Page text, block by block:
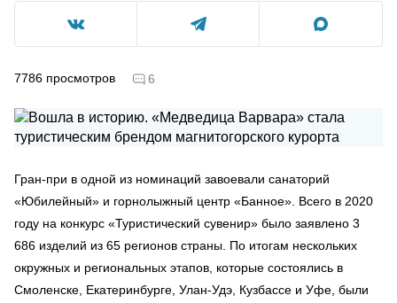
7786 просмотров 6
Гран-при в одной из номинаций завоевали санаторий
«Юбилейный» и горнолыжный центр «Банное». Всего в 2020
году на конкурс «Туристический сувенир» было заявлено 3
686 изделий из 65 регионов страны. По итогам нескольких
окружных и региональных этапов, которые состоялись в
Смоленске, Екатеринбурге, Улан-Удэ, Кузбассе и Уфе, были